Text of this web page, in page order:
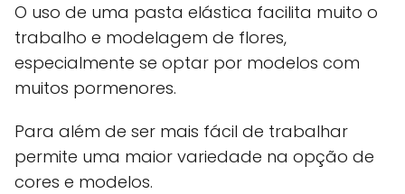
O uso de uma pasta elástica facilita muito o
trabalho e modelagem de flores,
especialmente se optar por modelos com
muitos pormenores.
Para além de ser mais fácil de trabalhar
permite uma maior variedade na opção de
cores e modelos.